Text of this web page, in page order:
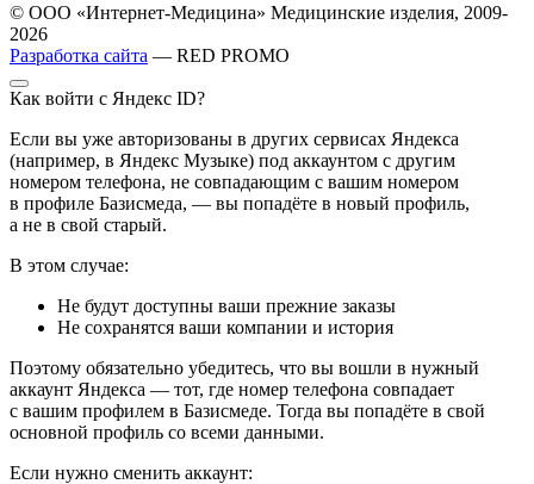
© ООО «Интернет-Медицина» Медицинские изделия, 2009-
2026
Разработка сайта — RED PROMO
Как войти с Яндекс ID?
Если вы уже авторизованы в других сервисах Яндекса
(например, в Яндекс Музыке) под аккаунтом с другим
номером телефона, не совпадающим с вашим номером
в профиле Базисмеда, — вы попадёте в новый профиль,
а не в свой старый.
В этом случае:
Не будут доступны ваши прежние заказы
Не сохранятся ваши компании и история
Поэтому обязательно убедитесь, что вы вошли в нужный
аккаунт Яндекса — тот, где номер телефона совпадает
с вашим профилем в Базисмеде. Тогда вы попадёте в свой
основной профиль со всеми данными.
Если нужно сменить аккаунт: